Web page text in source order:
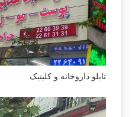
تابلو داروخانه و کلینیک